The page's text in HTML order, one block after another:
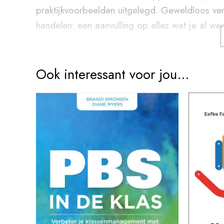
praktijkvoorbeelden uitgelegd. Geweldloos
handelen: een aanvulling op alles wat je al
De downloads van de nieuwe herziene versie
Ook interessant voor jou…